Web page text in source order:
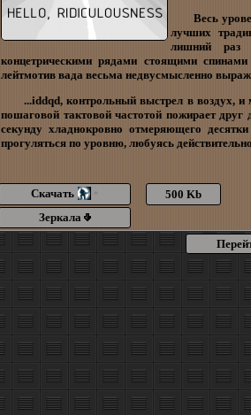
Весь
лучших
лишний раз
концетрическими рядами стоящими
лейтмотив вада весьма недвусмысленно
...iddqd, контрольный выстрел в воздух,
пошаговой тактовой частотой пожирает
секунду хладнокровно отмеряющего
прогуляться по уровню, любуясь
Скачать
* 500 Kb
Зеркала